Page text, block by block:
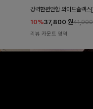
강력한편안함 와이드슬랙
10%37,800 원41,900
리뷰 카운트 영역